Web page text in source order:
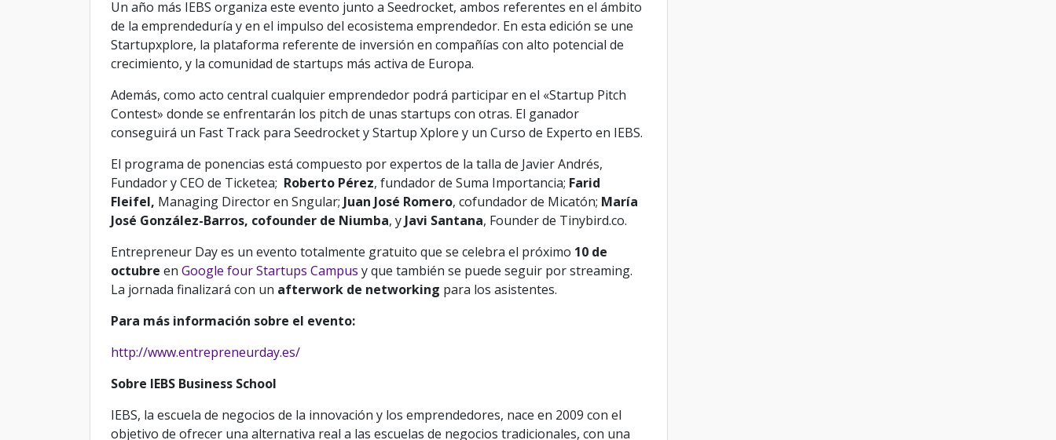
Un año más IEBS organiza este evento junto a Seedrocket, ambos referentes en el ámbito
de la emprendeduría y en el impulso del ecosistema emprendedor. En esta edición se une
Startupxplore, la plataforma referente de inversión en compañías con alto potencial de
crecimiento, y la comunidad de startups más activa de Europa.
Además, como acto central cualquier emprendedor podrá participar en el «Startup Pitch
Contest» donde se enfrentarán los pitch de unas startups con otras. El ganador
conseguirá un Fast Track para Seedrocket y Startup Xplore y un Curso de Experto en IEBS.
El programa de ponencias está compuesto por expertos de la talla de Javier Andrés,
Fundador y CEO de Ticketea; Roberto Pérez, fundador de Suma Importancia; Farid
Fleifel, Managing Director en Sngular; Juan José Romero, cofundador de Micatón; María
José González-Barros, cofounder de Niumba, y Javi Santana, Founder de Tinybird.co.
Entrepreneur Day es un evento totalmente gratuito que se celebra el próximo 10 de
octubre en Google four Startups Campus y que también se puede seguir por streaming.
La jornada finalizará con un afterwork de networking para los asistentes.
Para más información sobre el evento:
http://www.entrepreneurday.es/
Sobre IEBS Business School
IEBS, la escuela de negocios de la innovación y los emprendedores, nace en 2009 con el
objetivo de ofrecer una alternativa real a las escuelas de negocios tradicionales, con una